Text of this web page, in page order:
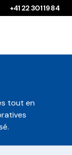
+41 22 301 19 84
tout en